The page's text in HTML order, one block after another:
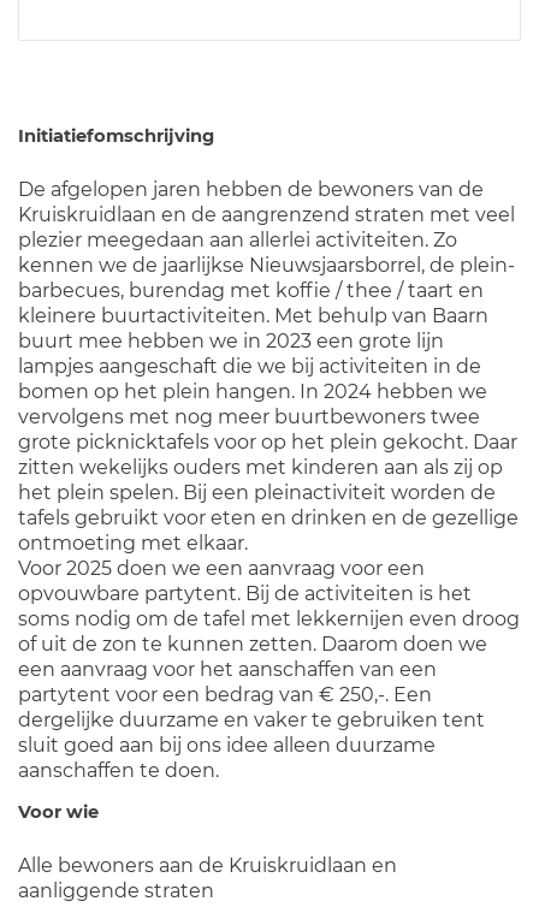
Initiatiefomschrijving
De afgelopen jaren hebben de bewoners van de
Kruiskruidlaan en de aangrenzend straten met veel
plezier meegedaan aan allerlei activiteiten. Zo
kennen we de jaarlijkse Nieuwsjaarsborrel, de plein-
barbecues, burendag met koffie / thee / taart en
kleinere buurtactiviteiten. Met behulp van Baarn
buurt mee hebben we in 2023 een grote lijn
lampjes aangeschaft die we bij activiteiten in de
bomen op het plein hangen. In 2024 hebben we
vervolgens met nog meer buurtbewoners twee
grote picknicktafels voor op het plein gekocht. Daar
zitten wekelijks ouders met kinderen aan als zij op
het plein spelen. Bij een pleinactiviteit worden de
tafels gebruikt voor eten en drinken en de gezellige
ontmoeting met elkaar.
Voor 2025 doen we een aanvraag voor een
opvouwbare partytent. Bij de activiteiten is het
soms nodig om de tafel met lekkernijen even droog
of uit de zon te kunnen zetten. Daarom doen we
een aanvraag voor het aanschaffen van een
partytent voor een bedrag van € 250,-. Een
dergelijke duurzame en vaker te gebruiken tent
sluit goed aan bij ons idee alleen duurzame
aanschaffen te doen.
Voor wie
Alle bewoners aan de Kruiskruidlaan en
aanliggende straten